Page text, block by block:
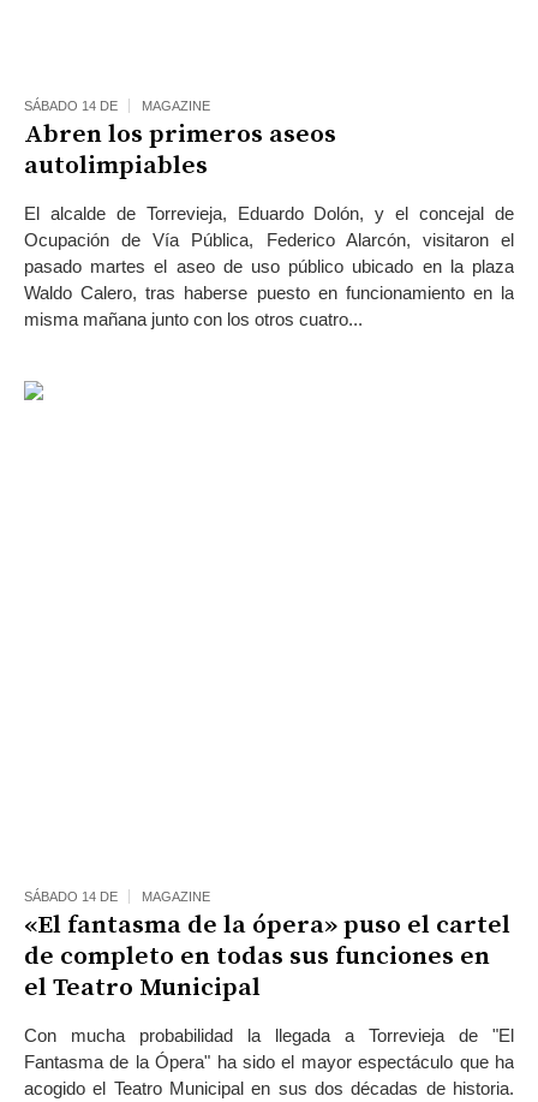
SÁBADO 14 DE MAGAZINE
Abren los primeros aseos
autolimpiables
El alcalde de Torrevieja, Eduardo Dolón, y el concejal de
Ocupación de Vía Pública, Federico Alarcón, visitaron el
pasado martes el aseo de uso público ubicado en la plaza
Waldo Calero, tras haberse puesto en funcionamiento en la
misma mañana junto con los otros cuatro...
SÁBADO 14 DE MAGAZINE
«El fantasma de la ópera» puso el cartel
de completo en todas sus funciones en
el Teatro Municipal
Con mucha probabilidad la llegada a Torrevieja de "El
Fantasma de la Ópera" ha sido el mayor espectáculo que ha
acogido el Teatro Municipal en sus dos décadas de historia.